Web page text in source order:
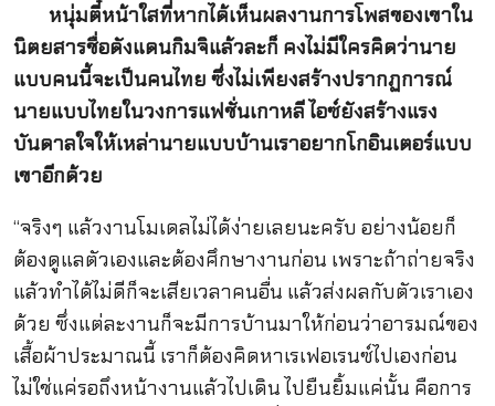
หนุ่มตี๋หน้าใสที่หากได้เห็นผลงานการโพสของเขาใน
นิตยสารชื่อดังแดนกิมจิแล้วละก็ คงไม่มีใครคิดว่านาย
แบบคนนี้จะเป็นคนไทย ซึ่งไม่เพียงสร้างปรากฏการณ์
นายแบบไทยในวงการแฟชั่นเกาหลี ไอซ์ยังสร้างแรง
บันดาลใจให้เหล่านายแบบบ้านเราอยากโกอินเตอร์แบบ
เขาอีกด้วย
“จริงๆ แล้วงานโมเดลไม่ได้ง่ายเลยนะครับ อย่างน้อยก็
ต้องดูแลตัวเองและต้องศึกษางานก่อน เพราะถ้าถ่ายจริง
แล้วทำได้ไม่ดีก็จะเสียเวลาคนอื่น แล้วส่งผลกับตัวเราเอง
ด้วย ซึ่งแต่ละงานก็จะมีการบ้านมาให้ก่อนว่าอารมณ์ของ
เสื้อผ้าประมาณนี้ เราก็ต้องคิดหาเรเฟอเรนซ์ไปเองก่อน
ไม่ใช่แค่รอถึงหน้างานแล้วไปเดิน ไปยืนยิ้มแค่นั้น คือการ